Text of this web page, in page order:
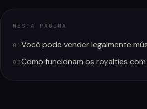
NESTA PÁGINA
01Você pode vender legalmente
03Como funcionam os royalties